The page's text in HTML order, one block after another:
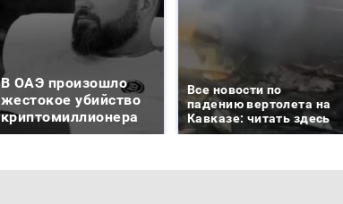
В ОАЭ произошло
жестокое убийство
криптомиллионера
Все новости по
падению вертолета на
Кавказе: читать здесь